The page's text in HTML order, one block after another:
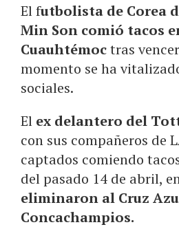
El futbolista de Corea
Min Son comió tacos
Cuauhtémoctras
momento se ha
sociales.
El ex delantero del
con sus compañeros de
captados comiendo
del pasado 14 de abril,
eliminaron al Cruz
Concachampios.